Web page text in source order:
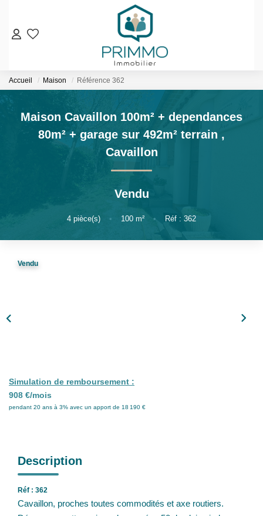
VENTES
Nos Biens En Vente
LOCATIONS
NOS AGENCES
Qui Sommes-Nous
Notre Équipe
Accueil Maison Référence 362
Maison Cavaillon 100m² + dependances
80m² + garage sur 492m² terrain ,
Cavaillon
Vendu
4 pièce(s) • 100 m² • Réf : 362
Vendu
Simulation de remboursement :
908 €/mois
pendant 20 ans à 3% avec un apport de 18 190 €
Description
Réf : 362
Cavaillon, proches toutes commodités et axe routiers.